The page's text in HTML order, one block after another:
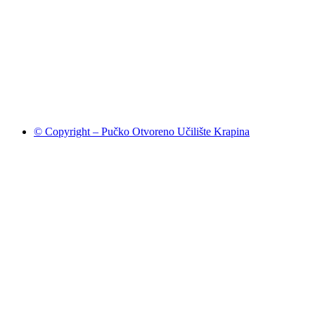
© Copyright – Pučko Otvoreno Učilište Krapina